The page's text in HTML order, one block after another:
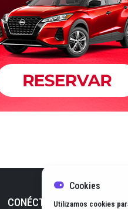
CONÉCTATE CON
Cookies
Utilizamos cookies